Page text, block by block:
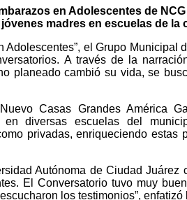
en Adolescentes de NCG
madres en escuelas de la
el Grupo Municipal
A través de la
planeado cambió su vida, se
Casas Grandes América
en diversas escuelas del
privadas, enriqueciendo estas
Autónoma de Ciudad Juárez
El Conversatorio tuvo muy
los testimonios”,